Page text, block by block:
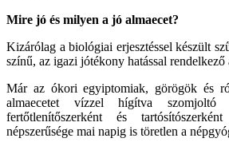
Mire jó és milyen a jó almaecet?
Kizárólag a biológiai erjesztéssel készült
színű, az igazi jótékony hatással rendelkező
Már az ókori egyiptomiak, görögök és
almaecetet vízzel hígítva
fertőtlenítőszerként és
népszerűsége mai napig is töretlen a